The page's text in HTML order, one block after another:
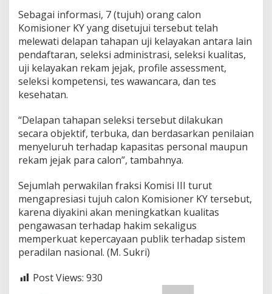
Sebagai informasi, 7 (tujuh) orang calon
Komisioner KY yang disetujui tersebut telah
melewati delapan tahapan uji kelayakan antara lain
pendaftaran, seleksi administrasi, seleksi kualitas,
uji kelayakan rekam jejak, profile assessment,
seleksi kompetensi, tes wawancara, dan tes
kesehatan.
“Delapan tahapan seleksi tersebut dilakukan
secara objektif, terbuka, dan berdasarkan penilaian
menyeluruh terhadap kapasitas personal maupun
rekam jejak para calon”, tambahnya.
Sejumlah perwakilan fraksi Komisi III turut
mengapresiasi tujuh calon Komisioner KY tersebut,
karena diyakini akan meningkatkan kualitas
pengawasan terhadap hakim sekaligus
memperkuat kepercayaan publik terhadap sistem
peradilan nasional. (M. Sukri)
Post Views: 930